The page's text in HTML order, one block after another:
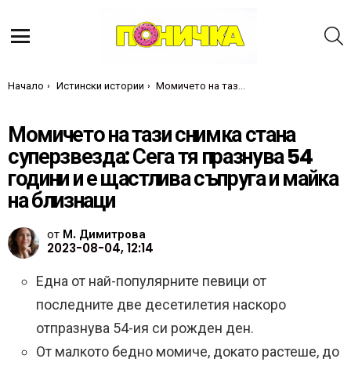
Ти си тук:
Начало Истински истории Момичето на тази снимка стана суперзвезда: Сега тя празнува 54 години и е щастлива съпруга и майка на близнаци
Момичето на тази снимка стана
суперзвезда: Сега тя празнува 54
години и е щастлива съпруга и майка
на близнаци
от М. Димитрова
2023-08-04, 12:14
Една от най-популярните певици от
последните две десетилетия наскоро
отпразнува 54-ия си рожден ден.
От малкото бедно момиче, докато растеше, до